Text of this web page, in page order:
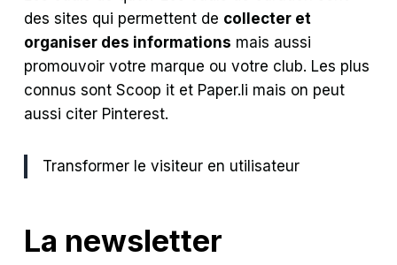
des sites qui permettent de collecter et
organiser des informations mais aussi
promouvoir votre marque ou votre club. Les plus
connus sont Scoop it et Paper.li mais on peut
aussi citer Pinterest.
Transformer le visiteur en utilisateur
La newsletter